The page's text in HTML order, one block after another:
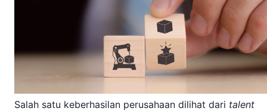
Salah satu keberhasilan perusahaan dilihat dari talent